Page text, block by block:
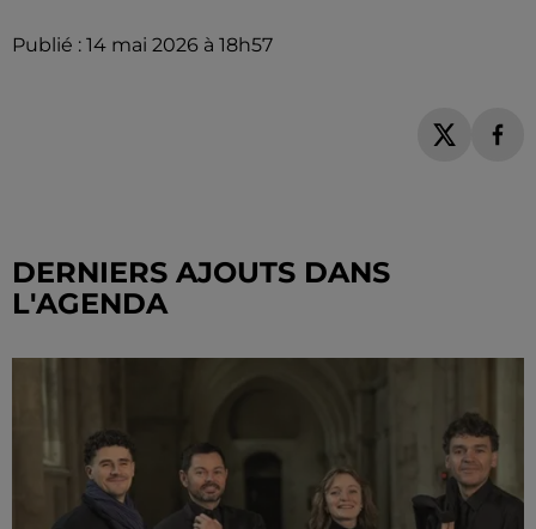
Publié : 14 mai 2026 à 18h57
DERNIERS AJOUTS DANS
L'AGENDA